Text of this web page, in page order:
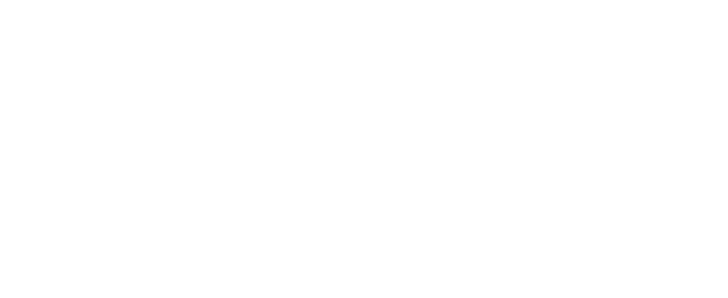
na
podmínkách a přesném místě konání Vám poskytne delegát CK na informačních hodinách v místě